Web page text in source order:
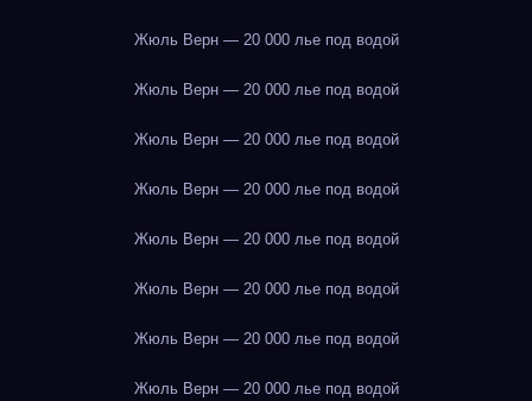
Жюль Верн — 20 000 лье под водой
Жюль Верн — 20 000 лье под водой
Жюль Верн — 20 000 лье под водой
Жюль Верн — 20 000 лье под водой
Жюль Верн — 20 000 лье под водой
Жюль Верн — 20 000 лье под водой
Жюль Верн — 20 000 лье под водой
Жюль Верн — 20 000 лье под водой